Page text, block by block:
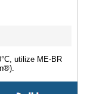
utilize ME-BR